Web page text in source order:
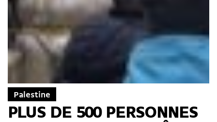
Palestine
PLUS DE 500 PERSONNES